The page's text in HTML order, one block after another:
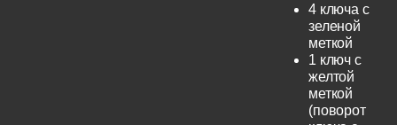
4 ключа с
зеленой
меткой
1 ключ с
желтой
меткой
(поворот